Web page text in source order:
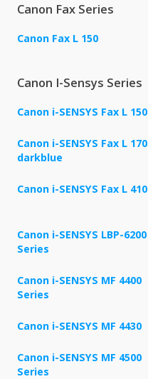
Canon Fax Series
Canon Fax L 150
Canon I-Sensys Series
Canon i-SENSYS Fax L 150
Canon i-SENSYS Fax L 170
darkblue
Canon i-SENSYS Fax L 410
Canon i-SENSYS LBP-6200
Series
Canon i-SENSYS MF 4400
Series
Canon i-SENSYS MF 4430
Canon i-SENSYS MF 4500
Series